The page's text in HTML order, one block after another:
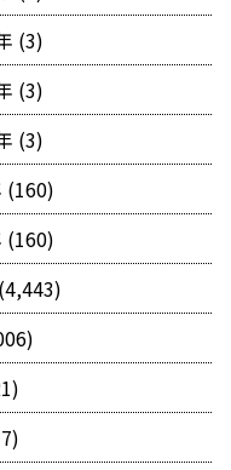
(3)
(3)
(3)
(160)
(160)